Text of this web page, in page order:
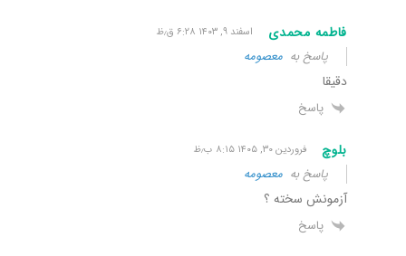
فاطمه محمدی اسفند ۹, ۱۴۰۳ ۶:۲۸ ق٫ظ
پاسخ به معصومه
دقیقا
پاسخ
بلوچ فروردین ۳۰, ۱۴۰۵ ۸:۱۵ ب٫ظ
پاسخ به معصومه
آزمونش سخته ؟
پاسخ